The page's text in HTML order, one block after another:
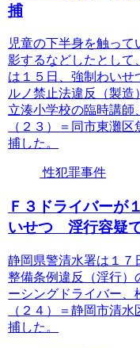
捕
児童の下半身を触って
影するなどしたとして
は１５日、強制わいせ
ルノ禁止法違反（製造
立湊小学校の臨時講師
（２３）＝同市東灘
捕した。
性犯罪事件
Ｆ３ドライバーが
いせつ 淫行容疑
静岡県警清水署は１７
整備条例違反（淫行）
ーシングドライバー、
（２４）＝静岡市清
捕した。